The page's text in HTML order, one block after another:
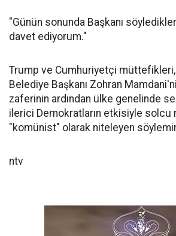
"Günün sonunda Başkanı
davet ediyorum."
Trump ve Cumhuriyetçi
Belediye Başkanı Zohran
zaferinin ardından ülke genelinde
ilerici Demokratların etkisiyle solcu
"komünist" olarak niteleyen
ntv